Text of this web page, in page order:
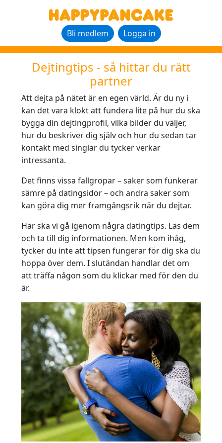
Bli medlem Logga in
Dejtingtips - så hittar du rätt
partner
Att dejta på nätet är en egen värld. Är du ny i
kan det vara klokt att fundera lite på hur du ska
bygga din dejtingprofil, vilka bilder du väljer,
hur du beskriver dig själv och hur du sedan tar
kontakt med singlar du tycker verkar
intressanta.
Det finns vissa fallgropar – saker som funkerar
sämre på datingsidor – och andra saker som
kan göra dig mer framgångsrik när du dejtar.
Här ska vi gå igenom några datingtips. Läs dem
och ta till dig informationen. Men kom ihåg,
tycker du inte att tipsen fungerar för dig ska du
hoppa över dem. I slutändan handlar det om
att träffa någon som du klickar med för den du
är.